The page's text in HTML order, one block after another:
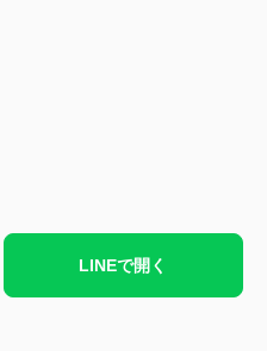
LINEで開く